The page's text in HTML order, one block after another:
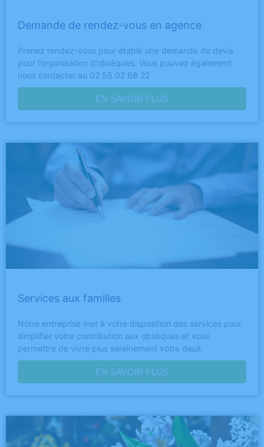
Demande de rendez-vous en agence
Prenez rendez-vous pour établir une demande de devis
pour l’organisation d’obsèques. Vous pouvez également
nous contacter au 02 55 02 68 22
EN SAVOIR PLUS
Services aux familles
Notre entreprise met à votre disposition des services pour
simplifier votre contribution aux obsèques et vous
permettre de vivre plus sereinement votre deuil.
EN SAVOIR PLUS